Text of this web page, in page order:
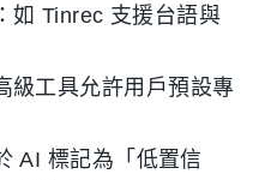
：如 Tinrec 支援台語與
級工具允許用戶預設專
AI 標記為「低置信